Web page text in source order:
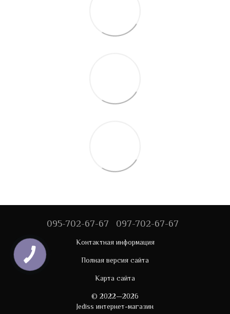
095-702-67-67 097-702-67-67
Контактная информация
Полная версия сайта
Карта сайта
© 2022—2026
Jediss интернет-магазин